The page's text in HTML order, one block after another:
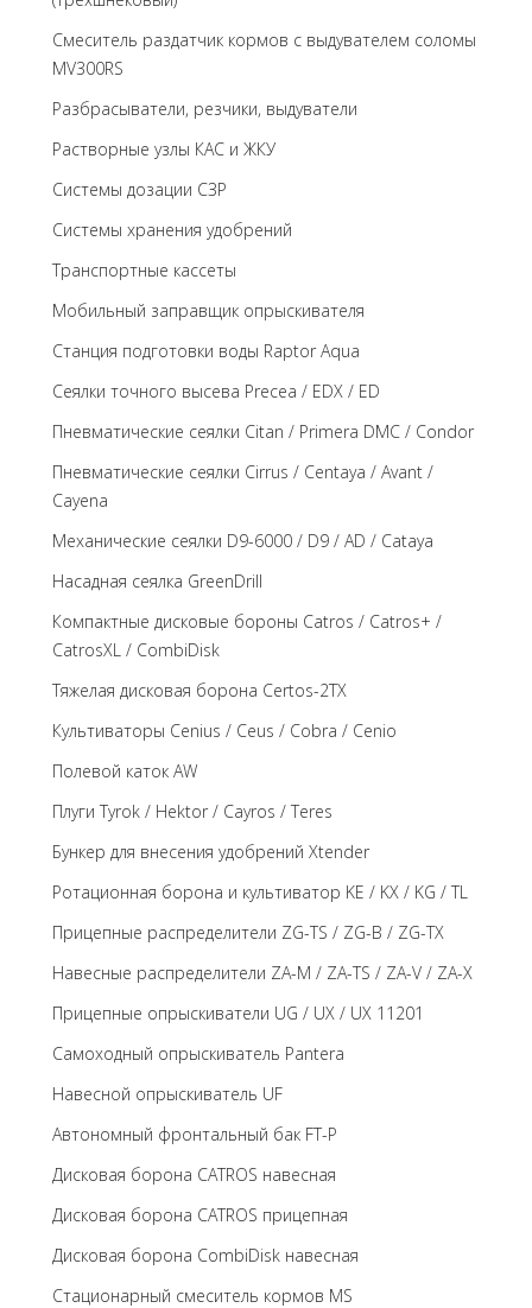
Cмеситель раздатчик кормов с выдувателем соломы
MV300RS
Разбрасыватели, резчики, выдуватели
Растворные узлы КАС и ЖКУ
Системы дозации СЗР
Системы хранения удобрений
Транспортные кассеты
Мобильный заправщик опрыскивателя
Станция подготовки воды Raptor Aqua
Сеялки точного высева Precea / EDX / ED
Пневматические сеялки Citan / Primera DMC / Condor
Пневматические сеялки Cirrus / Centaya / Avant /
Cayena
Механические сеялки D9-6000 / D9 / AD / Cataya
Насадная сеялка GreenDrill
Компактные дисковые бороны Catros / Catros+ /
CatrosXL / CombiDisk
Тяжелая дисковая борона Certos-2TX
Культиваторы Cenius / Ceus / Cobra / Cenio
Полевой каток AW
Плуги Tyrok / Hektor / Cayros / Teres
Бункер для внесения удобрений Xtender
Ротационная борона и культиватор KE / KX / KG / TL
Прицепные распределители ZG-TS / ZG-B / ZG-TX
Навесные распределители ZA-M / ZA-TS / ZA-V / ZA-X
Прицепные опрыскиватели UG / UX / UX 11201
Самоходный опрыскиватель Pantera
Навесной опрыскиватель UF
Автономный фронтальный бак FT-P
Дисковая борона CATROS навесная
Дисковая борона CATROS прицепная
Дисковая борона CombiDisk навесная
Стационарный смеситель кормов MS